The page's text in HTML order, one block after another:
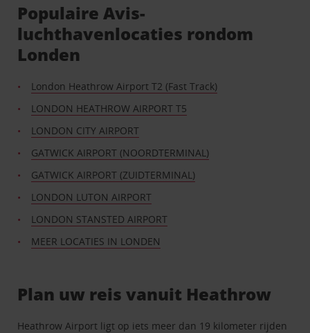
Populaire Avis-
luchthavenlocaties rondom
Londen
London Heathrow Airport T2 (Fast Track)
LONDON HEATHROW AIRPORT T5
LONDON CITY AIRPORT
GATWICK AIRPORT (NOORDTERMINAL)
GATWICK AIRPORT (ZUIDTERMINAL)
LONDON LUTON AIRPORT
LONDON STANSTED AIRPORT
MEER LOCATIES IN LONDEN
Plan uw reis vanuit Heathrow
Heathrow Airport ligt op iets meer dan 19 kilometer rijden